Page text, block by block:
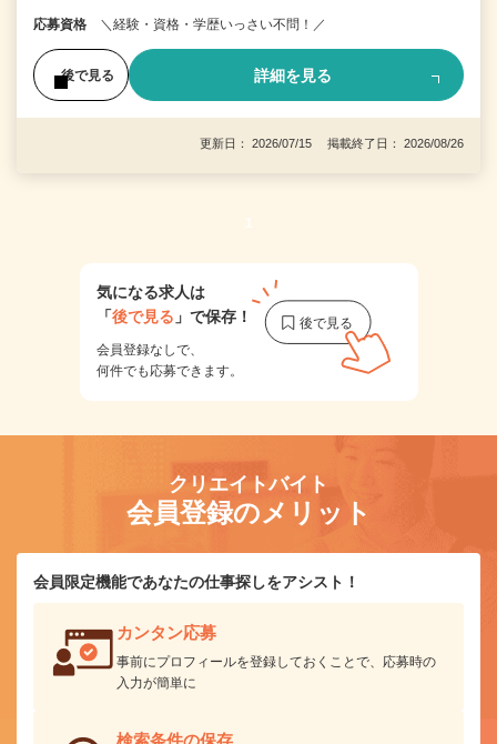
応募資格 ＼経験・資格・学歴いっさい不問！／
後で見る 詳細を見る
更新日： 2026/07/15 掲載終了日： 2026/08/26
1
気になる求人は
「後で見る 」で保存！
会員登録なしで、
何件でも応募できます。
クリエイトバイト
会員登録のメリット
会員限定機能であなたの仕事探しをアシスト！
カンタン応募
事前にプロフィールを登録しておくことで、応募時の
入力が簡単に